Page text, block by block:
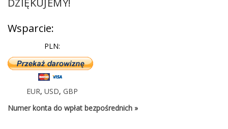
Wsparcie:
PLN:
EUR, USD, GBP
Numer konta do wpłat bezpośrednich »